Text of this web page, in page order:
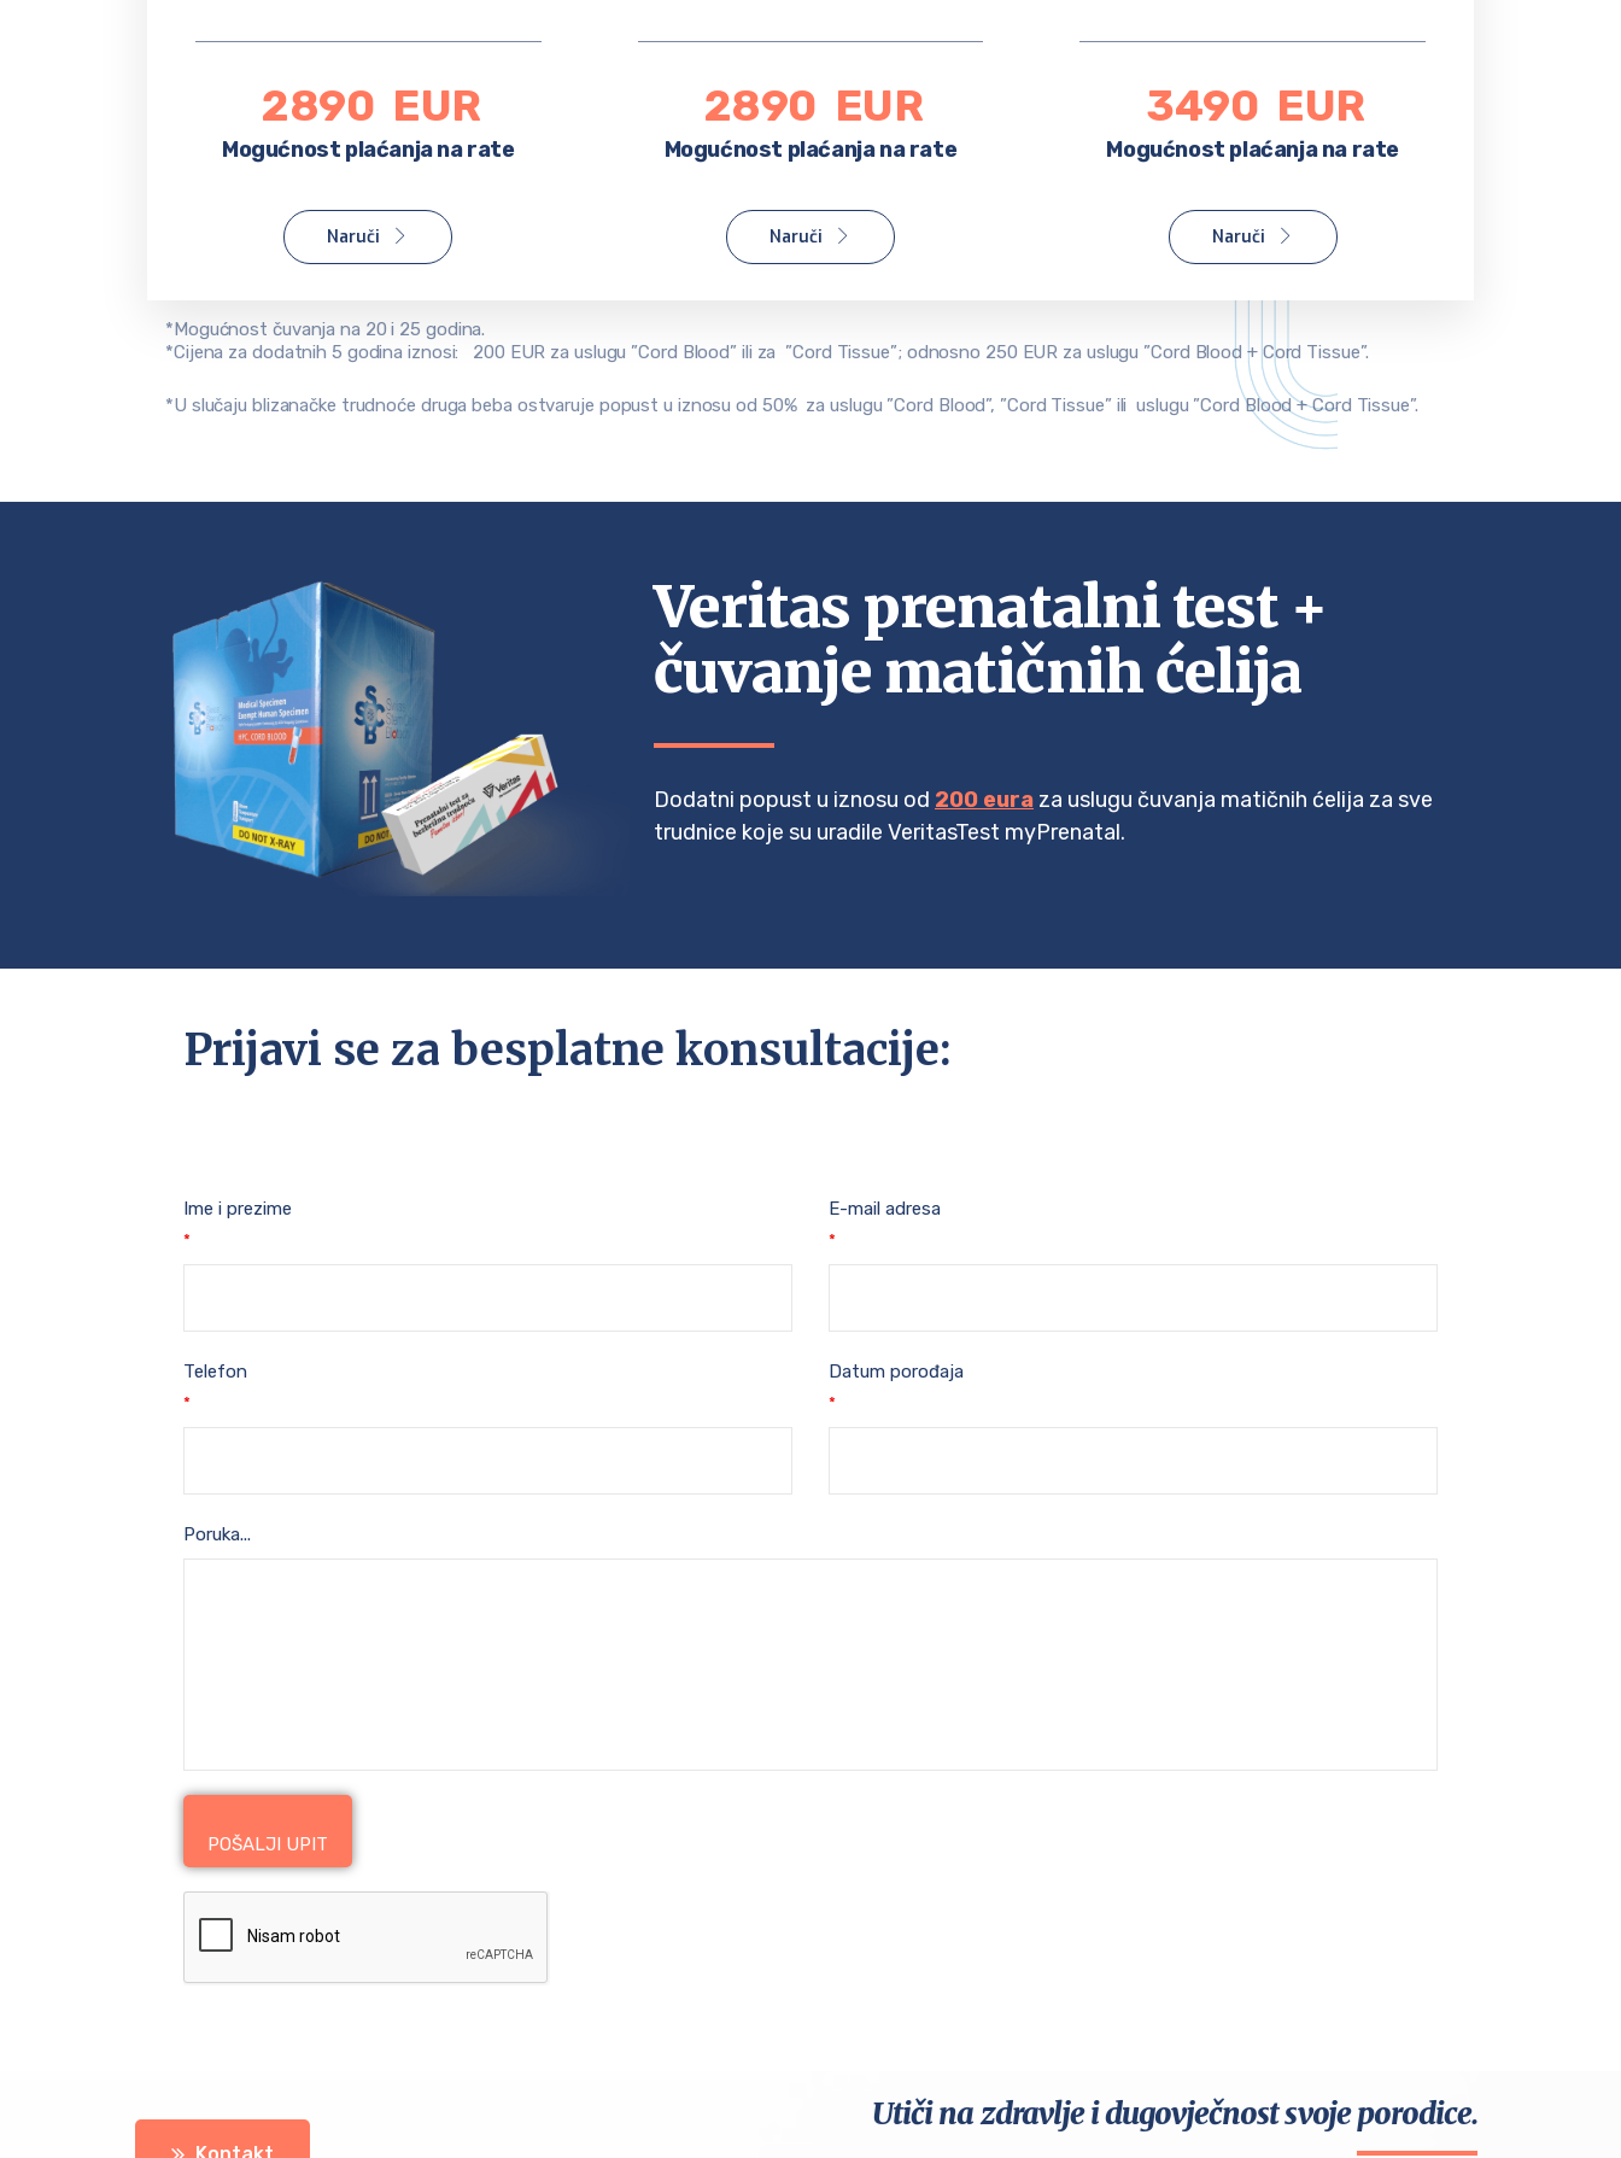
2890 EUR
Mogućnost plaćanja na rate
Naruči
2890 EUR
Mogućnost plaćanja na rate
Naruči
3490 EUR
Mogućnost plaćanja na rate
Naruči
*Mogućnost čuvanja na 20 i 25 godina.
*Cijena za dodatnih 5 godina iznosi: 200 EUR za uslugu ”Cord Blood” ili za ”Cord Tissue”; odnosno 250 EUR za uslugu ”Cord Blood + Cord Tissue”.
*U slučaju blizanačke trudnoće druga beba ostvaruje popust u iznosu od 50% za uslugu ”Cord Blood”, ”Cord Tissue” ili uslugu ”Cord Blood + Cord Tissue”.
Veritas prenatalni test +
čuvanje matičnih ćelija
Dodatni popust u iznosu od 200 euraza uslugu čuvanja matičnih ćelija za sve
trudnice koje su uradile VeritasTest myPrenatal.
Prijavi se za besplatne konsultacije:
Ime i prezime
*
E-mail adresa
*
Telefon
*
Datum porođaja
*
Poruka...
Utiči na zdravlje i dugovječnost svoje porodice.